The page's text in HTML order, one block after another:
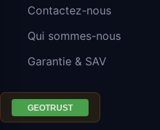
Contactez-nous
Qui sommes-nous
Garantie & SAV